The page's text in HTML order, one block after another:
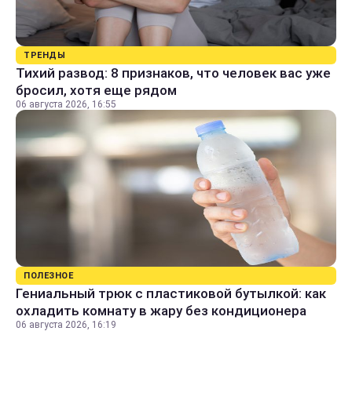
ТРЕНДЫ
Тихий развод: 8 признаков, что человек вас уже
бросил, хотя еще рядом
06 августа 2026, 16:55
ПОЛЕЗНОЕ
Гениальный трюк с пластиковой бутылкой: как
охладить комнату в жару без кондиционера
06 августа 2026, 16:19